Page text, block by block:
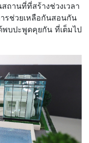
ถานที่ที่สร้างช่วงเวลา
รช่วยเหลือกันสอนกัน
พบปะพูดคุยกัน ที่เต็มไป